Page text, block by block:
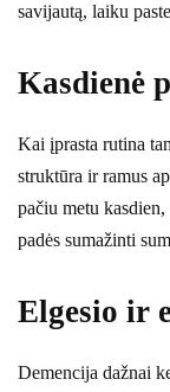
savijautą, laiku
Kasdienė
Kai įprasta rutina
struktūra ir ramus
pačiu metu
padės sumažinti
Elgesio ir
Demencija dažnai